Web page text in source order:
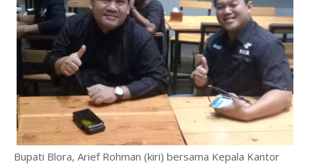
Bupati Blora, Arief Rohman (kiri) bersama Kepala Kantor